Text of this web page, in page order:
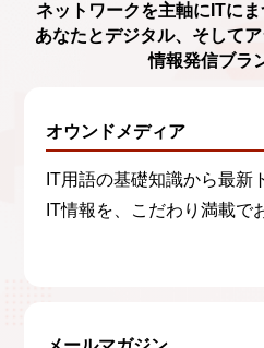
ネットワークを主軸に ITに
あなたとデジタル、 そして
情報発信ブラ
オウンドメディア
IT用語の基礎知識から最新
IT情報を、こだわり満載で